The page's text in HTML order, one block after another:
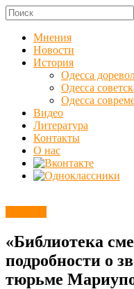
Skip
to
content
Куликовец
Сайт
одесского
сопротивления
Мнения
Новости
История
Одесса
Одесса
Одесса
Видео
Литература
Контакты
О нас
«Библиотека
подробности о
тюрьме